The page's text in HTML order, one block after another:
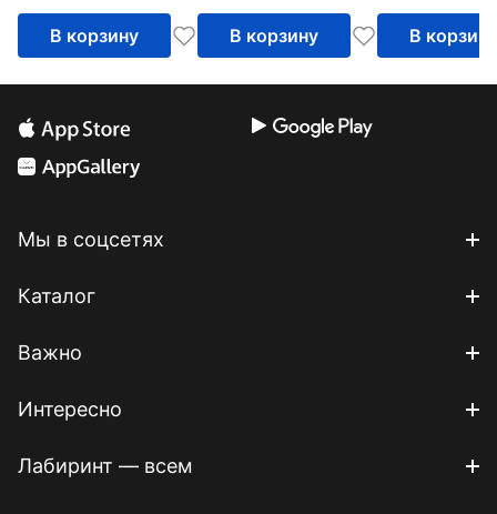
В корзину В корзину В корзину
Мы в соцсетях
Каталог
Важно
Интересно
Лабиринт — всем